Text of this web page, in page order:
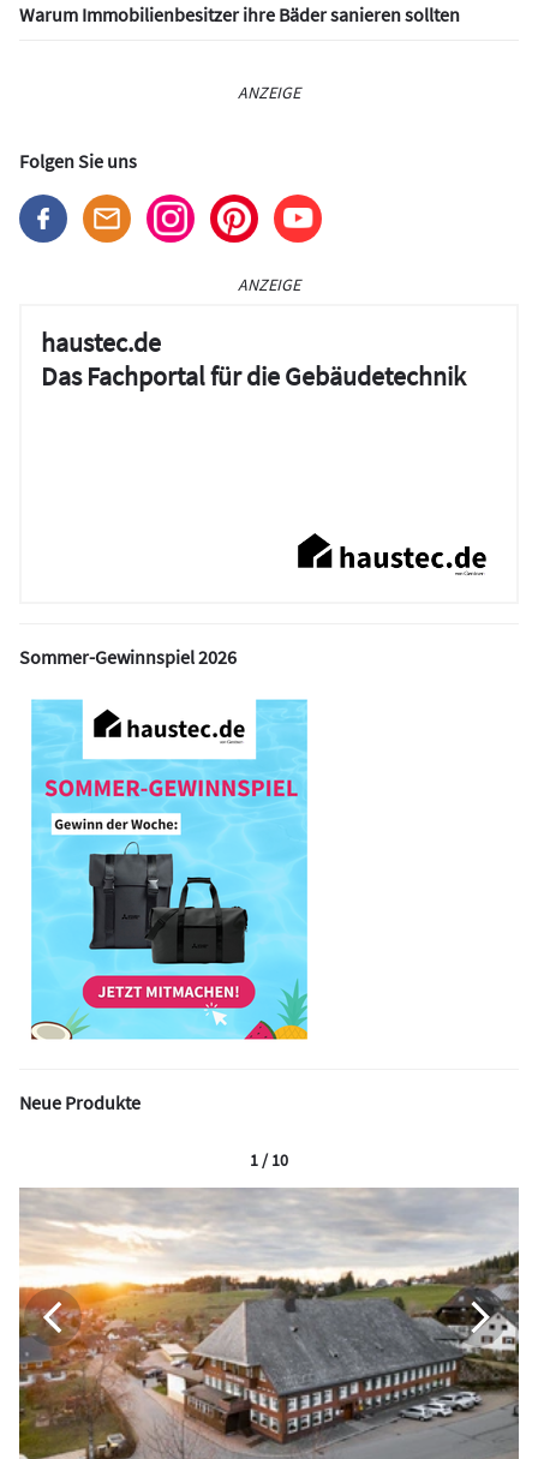
Warum Immobilienbesitzer ihre Bäder sanieren sollten
ANZEIGE
Folgen Sie uns
ANZEIGE
haustec.de
Das Fachportal für die Gebäudetechnik
Sommer-Gewinnspiel 2026
Neue Produkte
1 / 10